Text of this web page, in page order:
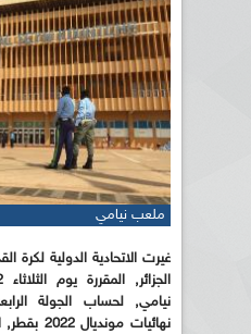
ملعب نيامي
غيرت الاتحادية الدولية لكرة
نيامي, لحساب الجولة